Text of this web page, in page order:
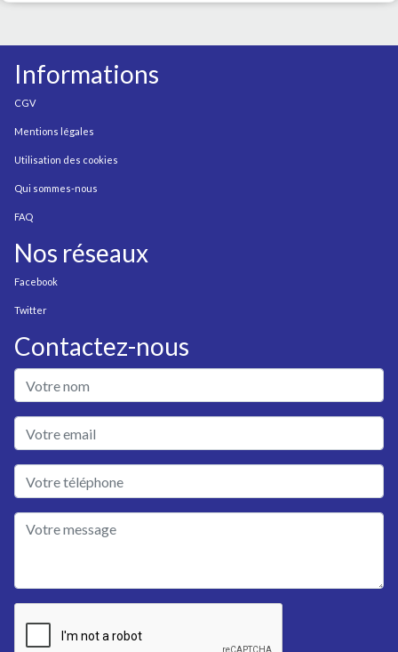
Informations
CGV
Mentions légales
Utilisation des cookies
Qui sommes-nous
FAQ
Nos réseaux
Facebook
Twitter
Contactez-nous